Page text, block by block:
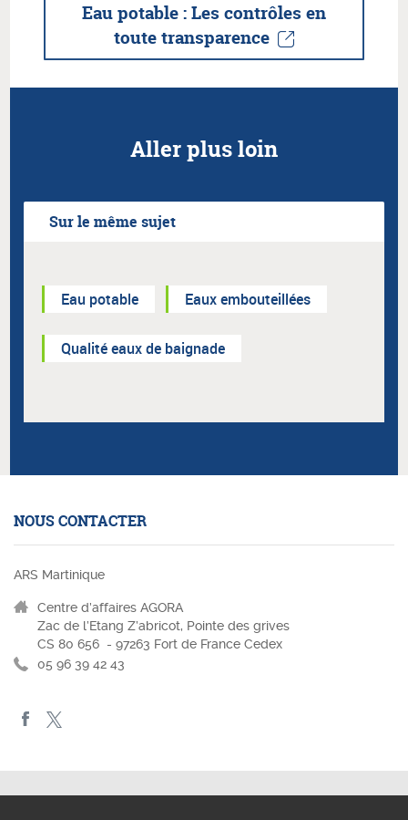
Eau potable : Les contrôles en
toute transparence
Aller plus loin
Sur le même sujet
Eau potable Eaux embouteillées
Qualité eaux de baignade
NOUS CONTACTER
ARS Martinique
Centre d’affaires AGORA
Zac de l’Etang Z’abricot, Pointe des grives
CS 80 656 - 97263 Fort de France Cedex
05 96 39 42 43